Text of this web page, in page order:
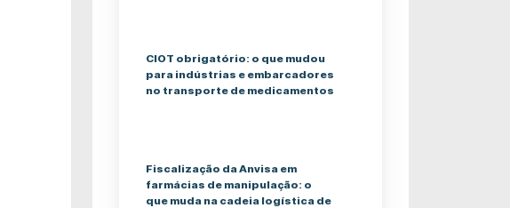
CIOT obrigatório: o que mudou
para indústrias e embarcadores
no transporte de medicamentos
Fiscalização da Anvisa em
farmácias de manipulação: o
que muda na cadeia logística de